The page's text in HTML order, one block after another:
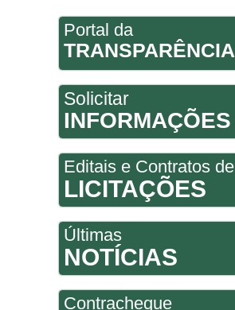
Portal da
TRANSPARÊNCIA
Solicitar
INFORMAÇÕES
Editais e Contratos de
LICITAÇÕES
Últimas
NOTÍCIAS
Contracheque